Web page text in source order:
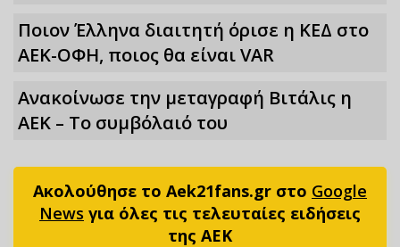
Ποιον Έλληνα διαιτητή όρισε η ΚΕΔ στο
ΑΕΚ-ΟΦΗ, ποιος θα είναι VAR
Ανακοίνωσε την μεταγραφή Βιτάλις η
ΑΕΚ – Το συμβόλαιό του
Ακολούθησε το Aek21fans.gr στο Google
News για όλες τις τελευταίες ειδήσεις
της ΑΕΚ